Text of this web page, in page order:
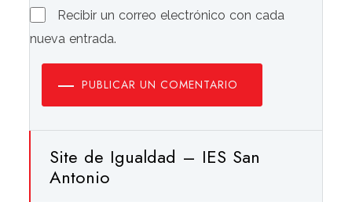
Recibir un correo electrónico con cada
nueva entrada.
PUBLICAR UN COMENTARIO
Site de Igualdad – IES San
Antonio